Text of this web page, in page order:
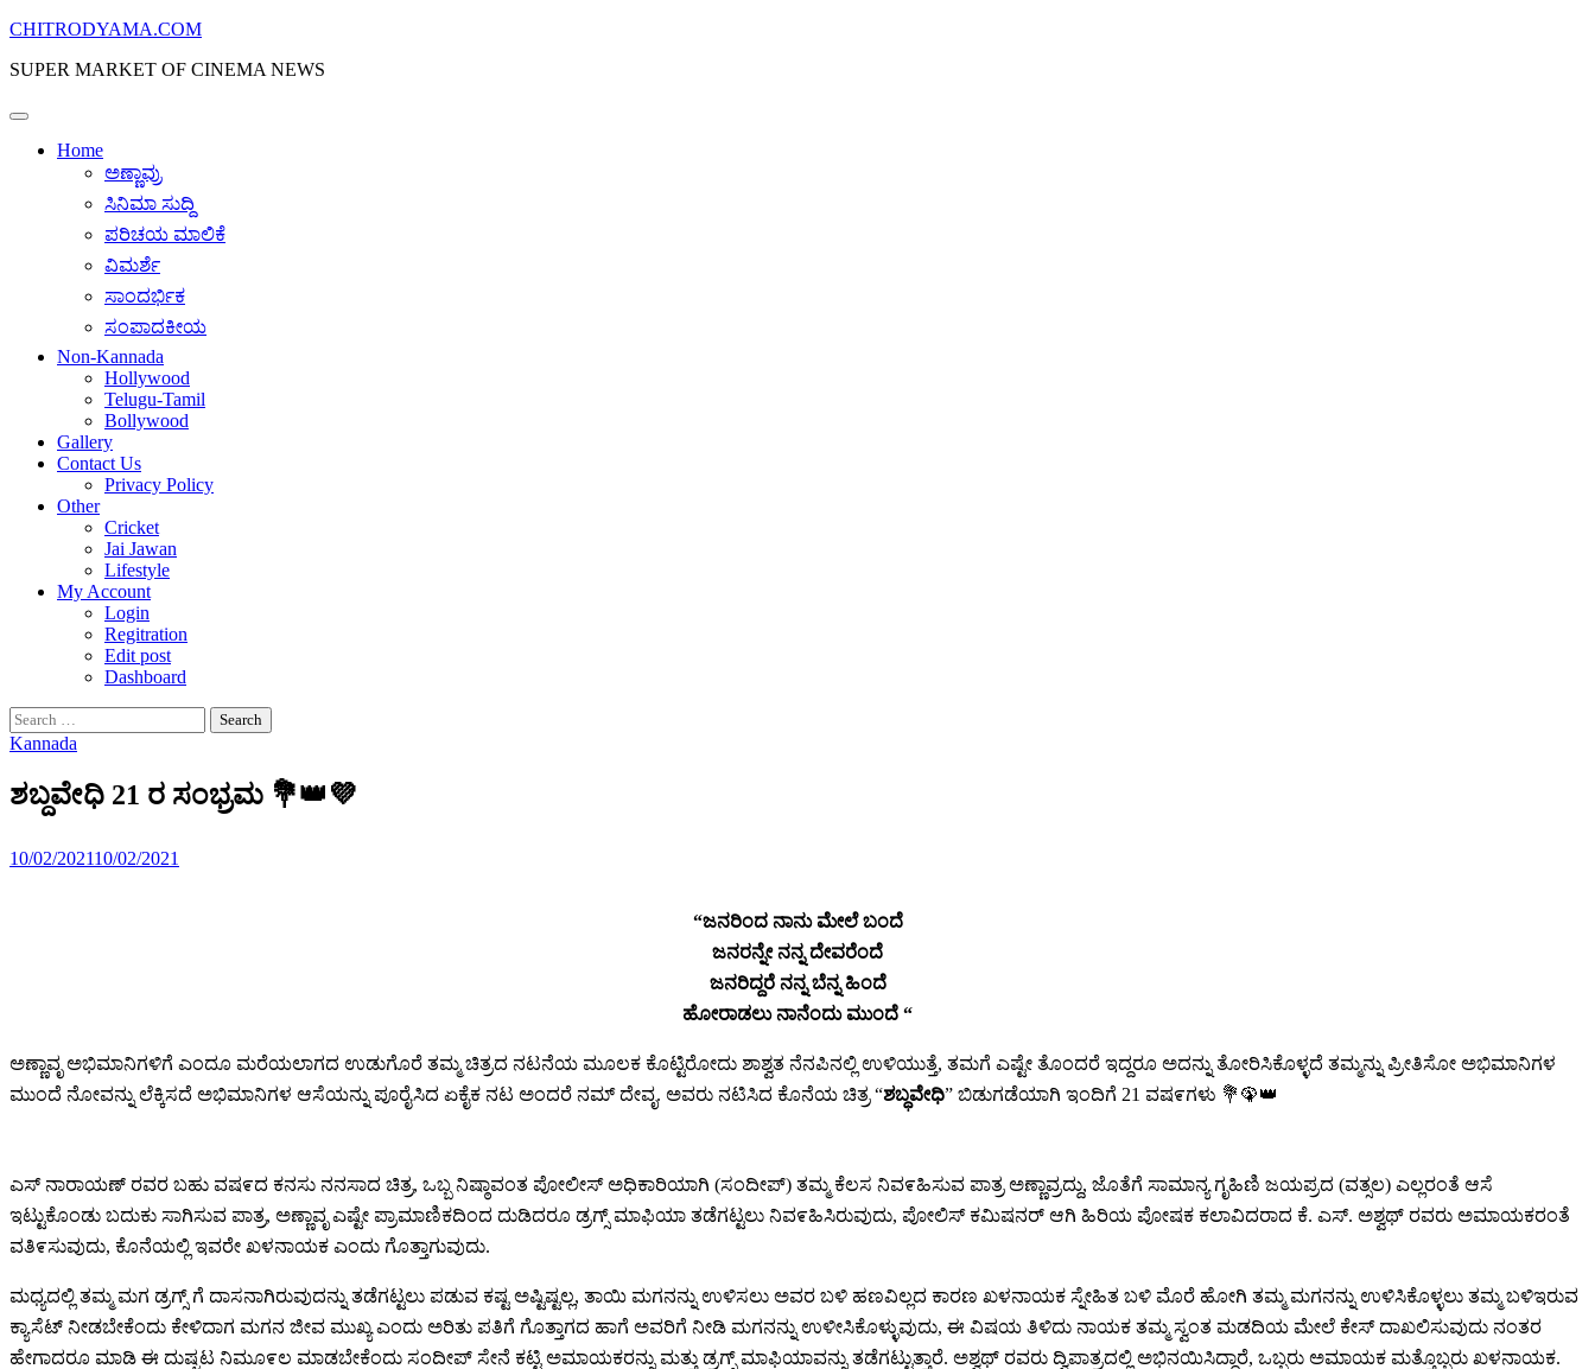
Skip
content
CHITRODYAMA.COM
SUPER MARKET OF CINEMA NEWS
Home
ಅಣ್ಣಾವ್ರು
ಸಿನಿಮಾ ಸುದ್ದಿ
ಪರಿಚಯ ಮಾಲಿಕೆ
ವಿಮರ್ಶೆ
ಸಾಂದರ್ಭಿಕ
ಸಂಪಾದಕೀಯ
Non-Kannada
Hollywood
Telugu-Tamil
Bollywood
Gallery
Contact Us
Privacy Policy
Other
Cricket
Jai Jawan
Lifestyle
My Account
Login
Regitration
Edit post
Dashboard
Search
for:
Kannada
ಶಬ್ದವೇಧಿ 21 ರ ಸಂಭ್ರಮ 💐👑💜
10/02/202110/02/2021
“ಜನರಿಂದ ನಾನು ಮೇಲೆ ಬಂದೆ
ಜನರನ್ನೇ ನನ್ನ ದೇವರೆಂದೆ
ಜನರಿದ್ದರೆ ನನ್ನ ಬೆನ್ನ ಹಿಂದೆ
ಹೋರಾಡಲು ನಾನೆಂದು ಮುಂದೆ “
ಅಣ್ಣಾವೃ ಅಭಿಮಾನಿಗಳಿಗೆ ಎಂದೂ ಮರೆಯಲಾಗದ ಉಡುಗೊರೆ ತಮ್ಮ ಚಿತ್ರದ ನಟನೆಯ ಮೂಲಕ ಕೊಟ್ಟಿರೋದು ಶಾಶ್ವತ ನೆನಪಿನಲ್ಲಿ ಉಳಿಯುತ್ತೆ, ತಮಗೆ ಎಷ್ಟೇ ತೊಂದರೆ ಇದ್ದರೂ ಅದನ್ನು ತೋರಿಸಿಕೊಳ್ಳದೆ ತಮ್ಮನ್ನು ಪ್ರೀತಿಸೋ ಅಭಿಮಾನಿಗಳ
ಮುಂದೆ ನೋವನ್ನು ಲೆಕ್ಕಿಸದೆ ಅಭಿಮಾನಿಗಳ ಆಸೆಯನ್ನು ಪೂರೈಸಿದ ಏಕೈಕ ನಟ ಅಂದರೆ ನಮ್ ದೇವೃ. ಅವರು ನಟಿಸಿದ ಕೊನೆಯ ಚಿತ್ರ “ಶಬ್ಧವೇಧಿ” ಬಿಡುಗಡೆಯಾಗಿ ಇಂದಿಗೆ 21 ವಷ೯ಗಳು 💐🦚👑
ಎಸ್ ನಾರಾಯಣ್ ರವರ ಬಹು ವಷ೯ದ ಕನಸು ನನಸಾದ ಚಿತ್ರ, ಒಬ್ಬ ನಿಷ್ಠಾವಂತ ಪೋಲೀಸ್ ಅಧಿಕಾರಿಯಾಗಿ (ಸಂದೀಪ್) ತಮ್ಮ ಕೆಲಸ ನಿವ೯ಹಿಸುವ ಪಾತ್ರ ಅಣ್ಣಾವ್ರದ್ದು, ಜೊತೆಗೆ ಸಾಮಾನ್ಯ ಗೃಹಿಣಿ ಜಯಪ್ರದ (ವತ್ಸಲ) ಎಲ್ಲರಂತೆ ಆಸೆ
ಇಟ್ಟುಕೊಂಡು ಬದುಕು ಸಾಗಿಸುವ ಪಾತ್ರ, ಅಣ್ಣಾವೃ ಎಷ್ಟೇ ಪ್ರಾಮಾಣಿಕದಿಂದ ದುಡಿದರೂ ಡ್ರಗ್ಸ್ ಮಾಫಿಯಾ ತಡೆಗಟ್ಟಲು ನಿವ೯ಹಿಸಿರುವುದು, ಪೋಲಿಸ್ ಕಮಿಷನರ್ ಆಗಿ ಹಿರಿಯ ಪೋಷಕ ಕಲಾವಿದರಾದ ಕೆ. ಎಸ್. ಅಶ್ವಥ್ ರವರು ಅಮಾಯಕರಂತೆ
ವತಿ೯ಸುವುದು, ಕೊನೆಯಲ್ಲಿ ಇವರೇ ಖಳನಾಯಕ ಎಂದು ಗೊತ್ತಾಗುವುದು.
ಮಧ್ಯದಲ್ಲಿ ತಮ್ಮ ಮಗ ಡ್ರಗ್ಸ್ ಗೆ ದಾಸನಾಗಿರುವುದನ್ನು ತಡೆಗಟ್ಟಲು ಪಡುವ ಕಷ್ಟ ಅಷ್ಟಿಷ್ಟಲ್ಲ, ತಾಯಿ ಮಗನನ್ನು ಉಳಿಸಲು ಅವರ ಬಳಿ ಹಣವಿಲ್ಲದ ಕಾರಣ ಖಳನಾಯಕ ಸ್ನೇಹಿತ ಬಳಿ ಮೊರೆ ಹೋಗಿ ತಮ್ಮ ಮಗನನ್ನು ಉಳಿಸಿಕೊಳ್ಳಲು ತಮ್ಮ ಬಳಿಇರುವ
ಕ್ಯಾಸೆಟ್ ನೀಡಬೇಕೆಂದು ಕೇಳಿದಾಗ ಮಗನ ಜೀವ ಮುಖ್ಯ ಎಂದು ಅರಿತು ಪತಿಗೆ ಗೊತ್ತಾಗದ ಹಾಗೆ ಅವರಿಗೆ ನೀಡಿ ಮಗನನ್ನು ಉಳೀಸಿಕೊಳ್ಳುವುದು, ಈ ವಿಷಯ ತಿಳಿದು ನಾಯಕ ತಮ್ಮ ಸ್ವಂತ ಮಡದಿಯ ಮೇಲೆ ಕೇಸ್ ದಾಖಲಿಸುವುದು ನಂತರ
ಹೇಗಾದರೂ ಮಾಡಿ ಈ ದುಷ್ಚಟ ನಿಮೂ೯ಲ ಮಾಡಬೇಕೆಂದು ಸಂದೀಪ್ ಸೇನೆ ಕಟ್ಟಿ ಅಮಾಯಕರನ್ನು ಮತ್ತು ಡ್ರಗ್ಸ್ ಮಾಫಿಯಾವನ್ನು ತಡೆಗಟ್ಟುತ್ತಾರೆ. ಅಶ್ವಥ್ ರವರು ದ್ವಿಪಾತ್ರದಲ್ಲಿ ಅಭಿನಯಿಸಿದ್ದಾರೆ, ಒಬ್ಬರು ಅಮಾಯಕ ಮತ್ತೊಬ್ಬರು ಖಳನಾಯಕ.